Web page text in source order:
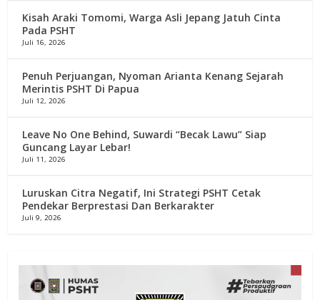
Kisah Araki Tomomi, Warga Asli Jepang Jatuh Cinta
Pada PSHT
Juli 16, 2026
Penuh Perjuangan, Nyoman Arianta Kenang Sejarah
Merintis PSHT Di Papua
Juli 12, 2026
Leave No One Behind, Suwardi “Becak Lawu” Siap
Guncang Layar Lebar!
Juli 11, 2026
Luruskan Citra Negatif, Ini Strategi PSHT Cetak
Pendekar Berprestasi Dan Berkarakter
Juli 9, 2026